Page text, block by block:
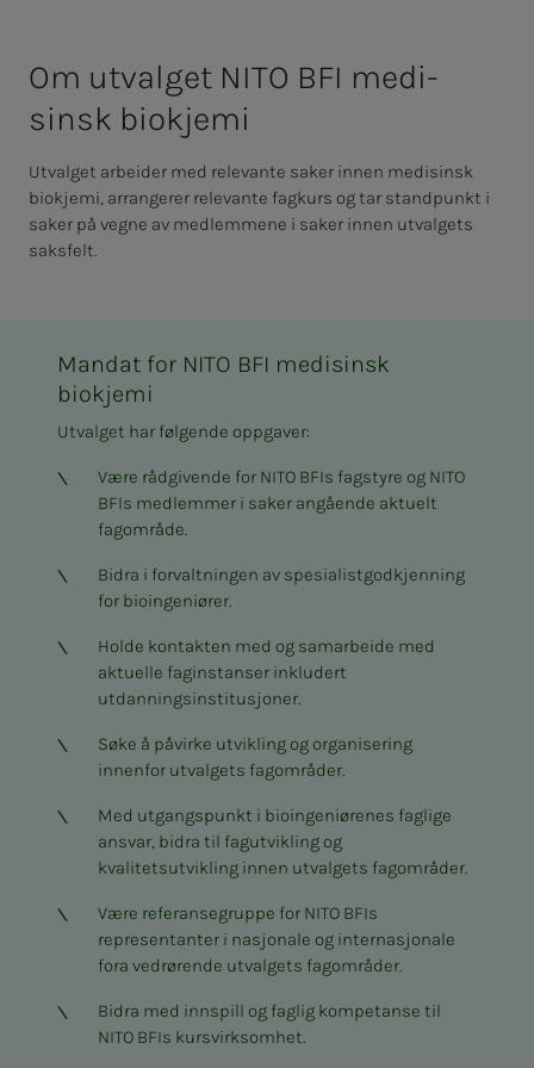
Om ut­val­­­get NITO BFI medi­­­
sinsk bio­­­kje­­­mi
Utvalget arbeider med relevante saker innen medisinsk
biokjemi, arrangerer relevante fagkurs og tar standpunkt i
saker på vegne av medlemmene i saker innen utvalgets
saksfelt.
Mandat for NITO BFI medisinsk
biokjemi
Utvalget har følgende oppgaver:
Være rådgivende for NITO BFIs fagstyre og NITO
BFIs medlemmer i saker angående aktuelt
fagområde.
Bidra i forvaltningen av spesialistgodkjenning
for bioingeniører.
Holde kontakten med og samarbeide med
aktuelle faginstanser inkludert
utdanningsinstitusjoner.
Søke å påvirke utvikling og organisering
innenfor utvalgets fagområder.
Med utgangspunkt i bioingeniørenes faglige
ansvar, bidra til fagutvikling og
kvalitetsutvikling innen utvalgets fagområder.
Være referansegruppe for NITO BFIs
representanter i nasjonale og internasjonale
fora vedrørende utvalgets fagområder.
Bidra med innspill og faglig kompetanse til
NITO BFIs kursvirksomhet.